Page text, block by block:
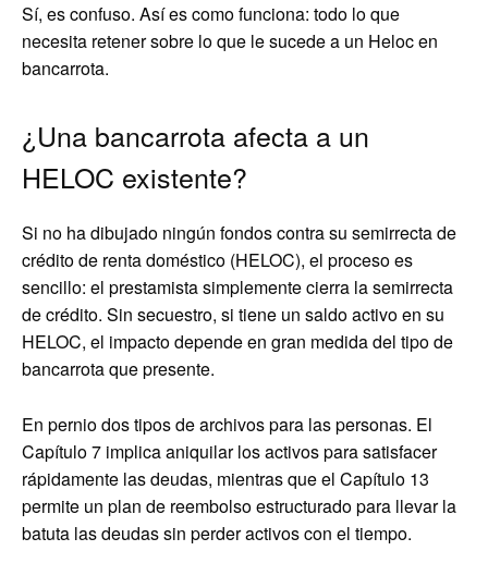
Sí, es confuso. Así es como funciona: todo lo que
necesita retener sobre lo que le sucede a un Heloc en
bancarrota.
¿Una bancarrota afecta a un
HELOC existente?
Si no ha dibujado ningún fondos contra su semirrecta de
crédito de renta doméstico (HELOC), el proceso es
sencillo: el prestamista simplemente cierra la semirrecta
de crédito. Sin secuestro, si tiene un saldo activo en su
HELOC, el impacto depende en gran medida del tipo de
bancarrota que presente.
En pernio dos tipos de archivos para las personas. El
Capítulo 7 implica aniquilar los activos para satisfacer
rápidamente las deudas, mientras que el Capítulo 13
permite un plan de reembolso estructurado para llevar la
batuta las deudas sin perder activos con el tiempo.